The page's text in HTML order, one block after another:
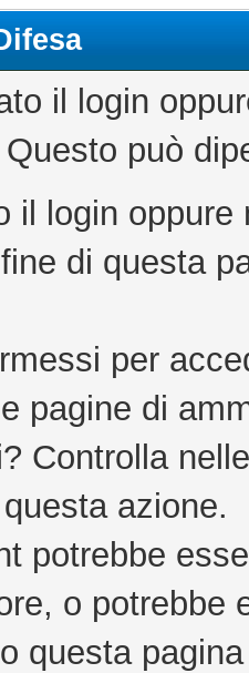
il login
può
il login
di questa
per
pagine di
Controlla
azione.
potrebbe
o potrebbe
questa